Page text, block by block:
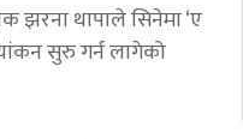
झरना थापाले सिनेमा ‘ए
सुरु गर्न लागेको